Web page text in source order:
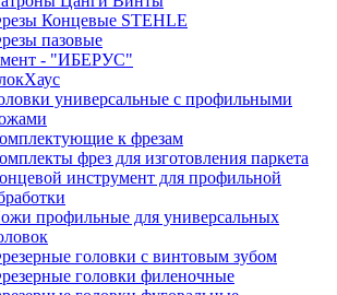
Концевые STEHLE
пазовые
- "ИБЕРУС"
универсальные с профильными
к фрезам
фрез для изготовления паркета
инструмент для профильной
профильные для универсальных
головки с винтовым зубом
головки филеночные